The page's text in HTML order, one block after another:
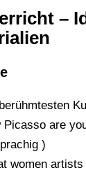
–
Picasso are
)
women